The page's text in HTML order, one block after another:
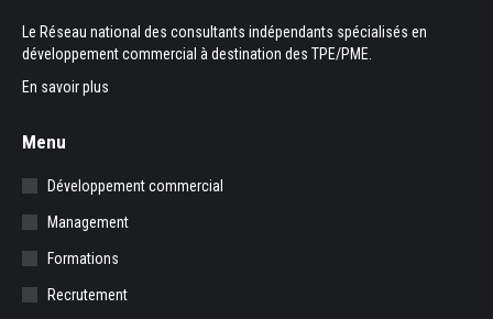
Le Réseau national des consultants indépendants spécialisés en
développement commercial à destination des TPE/PME.
En savoir plus
Menu
Développement commercial
Management
Formations
Recrutement